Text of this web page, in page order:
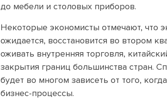
до мебели и столовых приборов.
Некоторые экономисты отмечают, что
ожидается, восстановится во втором
оживать внутренняя торговля,
закрытия границ большинства стран.
будет во многом зависеть от того,
бизнес-процессы.